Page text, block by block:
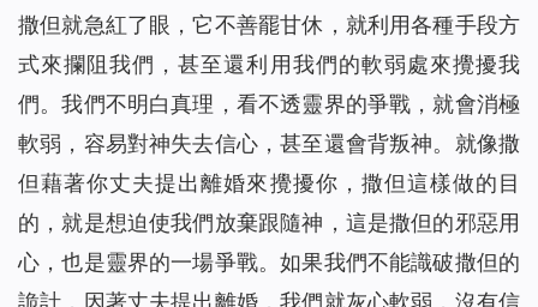
撒但就急紅了眼，它不善罷甘休，就利用各種手段方
式來攔阻我們，甚至還利用我們的軟弱處來攪擾我
們。我們不明白真理，看不透靈界的爭戰，就會消極
軟弱，容易對神失去信心，甚至還會背叛神。就像撒
但藉著你丈夫提出離婚來攪擾你，撒但這樣做的目
的，就是想迫使我們放棄跟隨神，這是撒但的邪惡用
心，也是靈界的一場爭戰。如果我們不能識破撒但的
詭計，因著丈夫提出離婚，我們就灰心軟弱，沒有信